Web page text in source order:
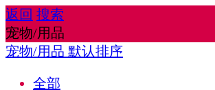
返回 搜索
宠物/用品
宠物/用品 默认排序
全部